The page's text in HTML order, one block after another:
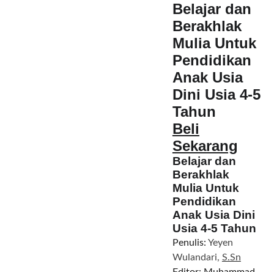
Belajar dan
Berakhlak
Mulia Untuk
Pendidikan
Anak Usia
Dini Usia 4-5
Tahun
Beli
Sekarang
Belajar dan
Berakhlak
Mulia Untuk
Pendidikan
Anak Usia Dini
Usia 4-5 Tahun
Penulis: Yeyen
Wulandari, S.Sn